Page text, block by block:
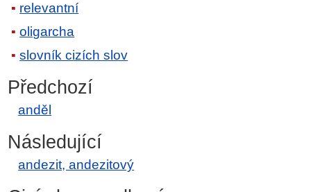
relevantní
oligarcha
slovník cizích slov
Předchozí
anděl
Následující
andezit, andezitový